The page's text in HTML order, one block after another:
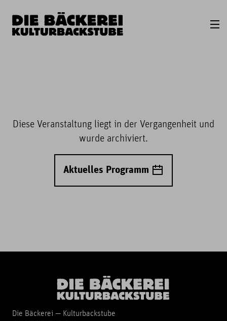
Diese Veranstaltung liegt in der Vergangenheit und
wurde archiviert.
Aktuelles Programm
Die Bäckerei — Kulturbackstube